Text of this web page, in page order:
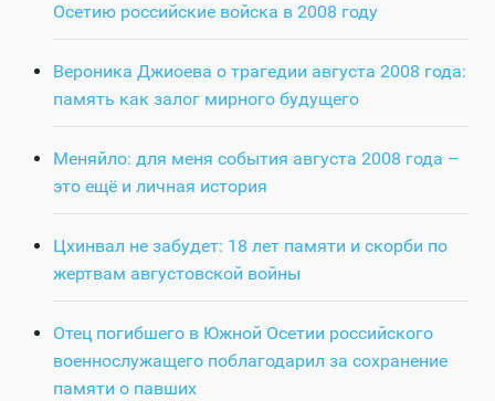
Осетию российские войска в 2008 году
Вероника Джиоева о трагедии августа 2008 года:
память как залог мирного будущего
Меняйло: для меня события августа 2008 года –
это ещё и личная история
Цхинвал не забудет: 18 лет памяти и скорби по
жертвам августовской войны
Отец погибшего в Южной Осетии российского
военнослужащего поблагодарил за сохранение
памяти о павших